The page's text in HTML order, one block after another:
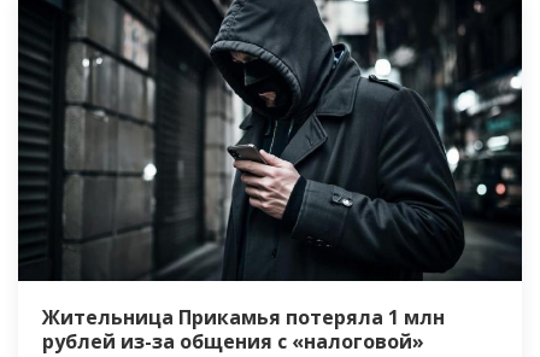
Жительница Прикамья потеряла 1 млн
рублей из-за общения с «налоговой»